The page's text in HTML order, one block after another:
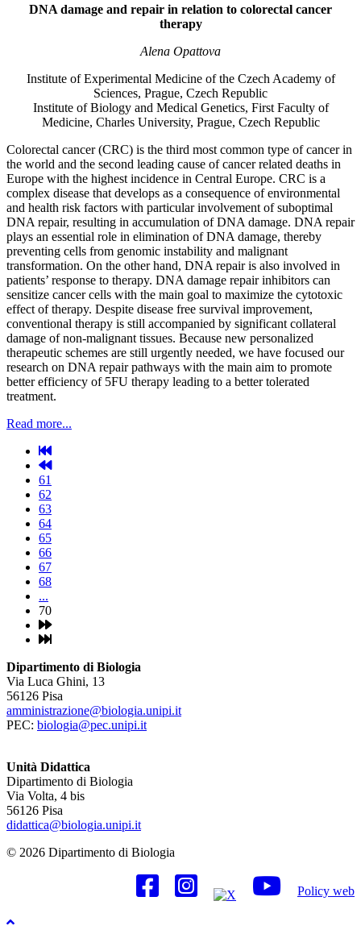
DNA damage and repair in relation to colorectal cancer
therapy
Alena Opattova
Institute of Experimental Medicine of the Czech Academy of
Sciences, Prague, Czech Republic
Institute of Biology and Medical Genetics, First Faculty of
Medicine, Charles University, Prague, Czech Republic
Colorectal cancer (CRC) is the third most common type of cancer in
the world and the second leading cause of cancer related deaths in
Europe with the highest incidence in Central Europe. CRC is a
complex disease that develops as a consequence of environmental
and health risk factors with particular involvement of suboptimal
DNA repair, resulting in accumulation of DNA damage. DNA repair
plays an essential role in elimination of DNA damage, thereby
preventing cells from genomic instability and malignant
transformation. On the other hand, DNA repair is also involved in
patients’ response to therapy. DNA damage repair inhibitors can
sensitize cancer cells with the main goal to maximize the cytotoxic
effect of therapy. Despite disease free survival improvement,
conventional therapy is still accompanied by significant collateral
damage of non-malignant tissues. Because new personalized
therapeutic schemes are still urgently needed, we have focused our
research on DNA repair pathways with the main aim to promote
better efficiency of 5FU therapy leading to a better tolerated
treatment.
Read more...
61
62
63
64
65
66
67
68
...
70
Dipartimento di Biologia
Via Luca Ghini, 13
56126 Pisa
amministrazione@biologia.unipi.it
PEC: biologia@pec.unipi.it
Unità Didattica
Dipartimento di Biologia
Via Volta, 4 bis
56126 Pisa
didattica@biologia.unipi.it
© 2026 Dipartimento di Biologia
Policy web